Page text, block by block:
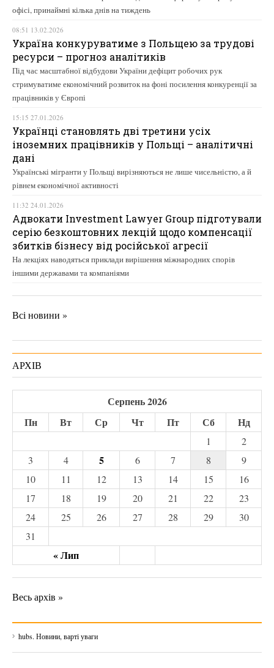
офісі, принаймні кілька днів на тиждень
08:51 13.02.2026
Україна конкуруватиме з Польщею за трудові
ресурси – прогноз аналітиків
Під час масштабної відбудови України дефіцит робочих рук
стримуватиме економічний розвиток на фоні посилення конкуренції за
працівників у Європі
15:15 27.01.2026
Українці становлять дві третини усіх
іноземних працівників у Польщі – аналітичні
дані
Українські мігранти у Польщі вирізняються не лише чисельністю, а й
рівнем економічної активності
11:32 24.01.2026
Адвокати Investment Lawyer Group підготували
серію безкоштовних лекцій щодо компенсації
збитків бізнесу від російської агресії
На лекціях наводяться приклади вирішення міжнародних спорів
іншими державами та компаніями
Всі новини »
АРХІВ
Серпень 2026
Пн
Вт Ср Чт Пт Сб Нд
« Лип
1
2
3
4 5 6 7 8
9
10
11 12 13 14 15
16
17
18 19 20 21 22
23
24
25 26 27 28 29
30
31
Весь архів »
hubs. Новини, варті уваги